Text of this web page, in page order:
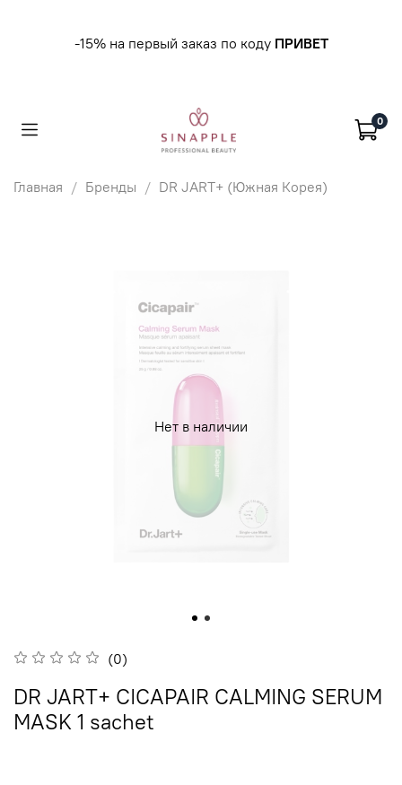
-15% на первый заказ по коду ПРИВЕТ
0
Главная Бренды DR JART+ (Южная Корея)
Нет в наличии
(0)
DR JART+ CICAPAIR CALMING SERUM
MASK 1 sachet